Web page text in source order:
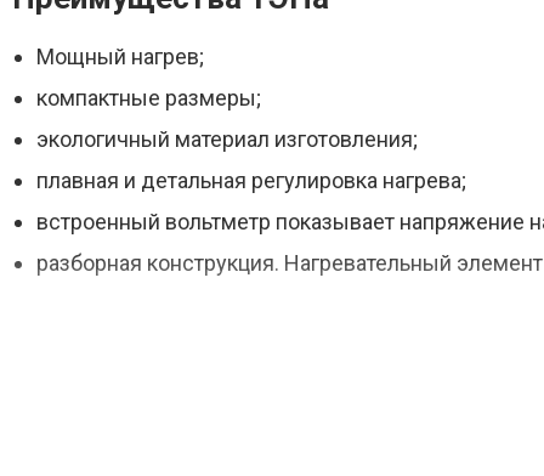
Мощный нагрев;
компактные размеры;
экологичный материал изготовления;
плавная и детальная регулировка нагрева;
встроенный вольтметр показывает напряжение
разборная конструкция. Нагревательный